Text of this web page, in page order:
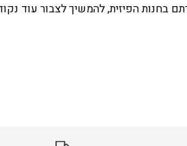
הפיזית, להמשיך לצבור עוד